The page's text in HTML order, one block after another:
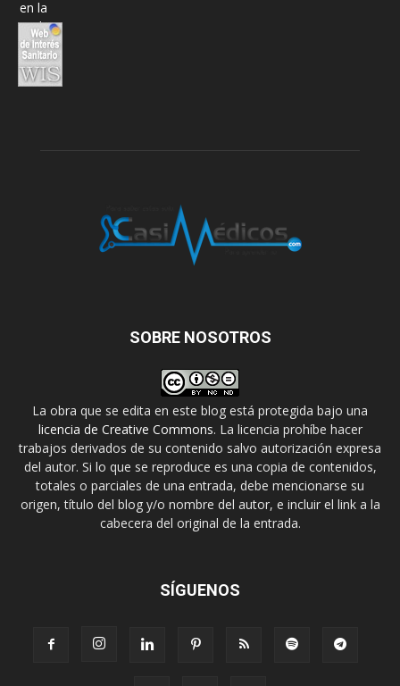
SOBRE NOSOTROS
La obra que se edita en este blog está protegida bajo una
licencia de Creative Commons. La licencia prohíbe hacer
trabajos derivados de su contenido salvo autorización expresa
del autor. Si lo que se reproduce es una copia de contenidos,
totales o parciales de una entrada, debe mencionarse su
origen, título del blog y/o nombre del autor, e incluir el link a la
cabecera del original de la entrada.
SÍGUENOS